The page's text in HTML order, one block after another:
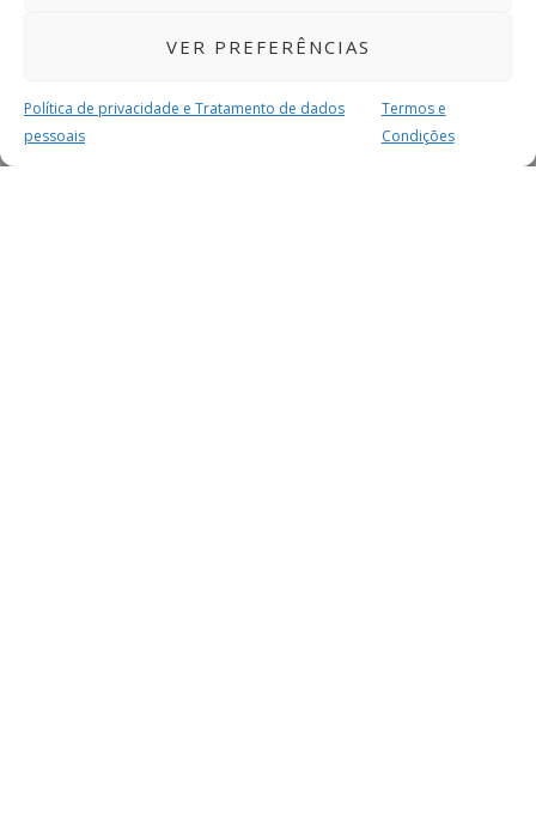
VER PREFERÊNCIAS
Política de privacidade e Tratamento de dados
pessoais
Termos e
Condições